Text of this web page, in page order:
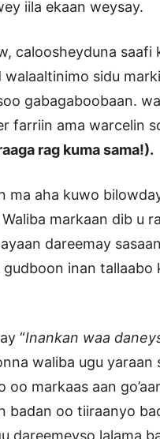
iila ekaan weysay.
caloosheyduna saafi
sidu
gabagaboobaan.
farriin ama warcelin
rag kuma sama!).
ma aha kuwo
markaan dib u
dareemay
inan tallaabo
“Inankan waa
waliba ugu yaraan
oo markaas aan
badan oo tiiraanyo
dareemeyso lalama